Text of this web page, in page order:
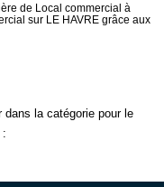
de Local commercial à
sur LE HAVRE grâce aux
dans la catégorie pour le
: